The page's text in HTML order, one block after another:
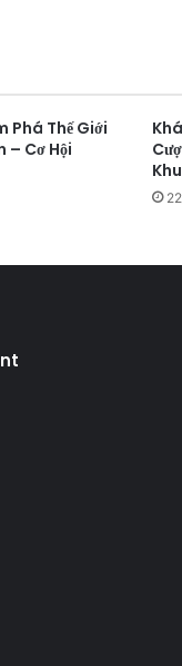
Phá Thế Giới
– Cơ Hội